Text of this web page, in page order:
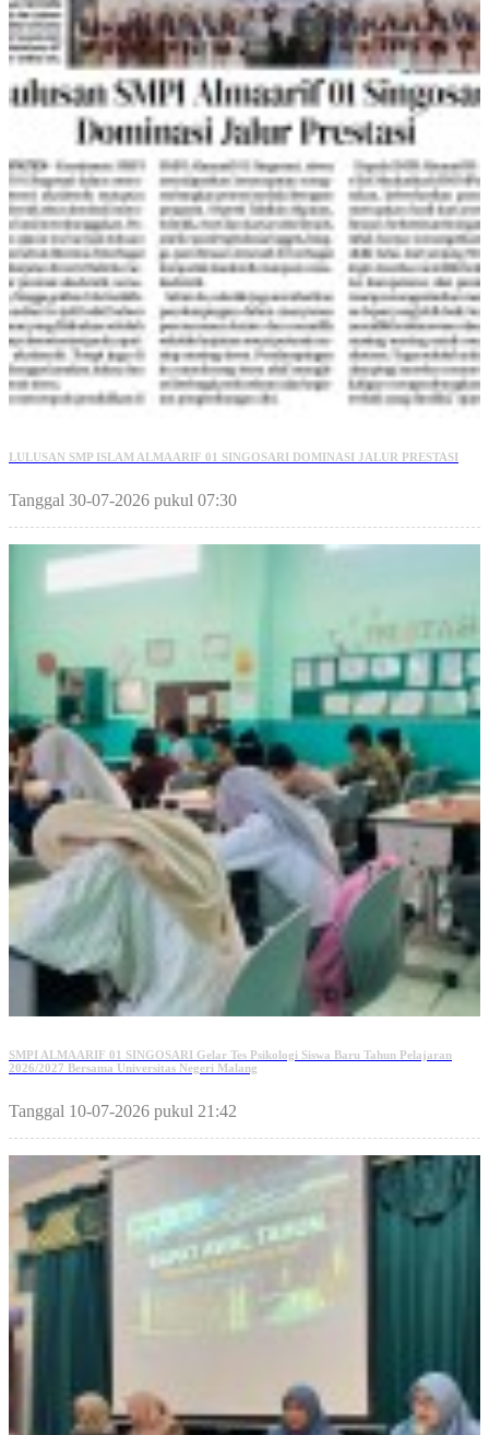
LULUSAN SMP ISLAM ALMAARIF 01 SINGOSARI DOMINASI JALUR PRESTASI
Tanggal 30-07-2026 pukul 07:30
SMPI ALMAARIF 01 SINGOSARI Gelar Tes Psikologi Siswa Baru Tahun Pelajaran
2026/2027 Bersama Universitas Negeri Malang
Tanggal 10-07-2026 pukul 21:42